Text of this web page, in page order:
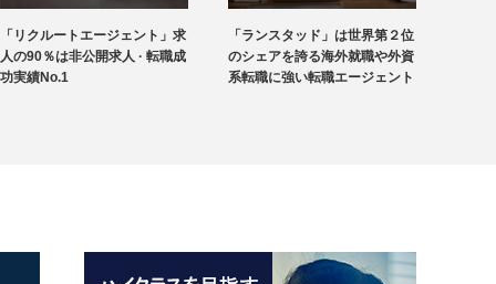
「リクルートエージェント」求
人の90％は非公開求人 · 転職成
功実績No.1
「ランスタッド」は世界第２位
のシェアを誇る海外就職や外資
系転職に強い転職エージェント